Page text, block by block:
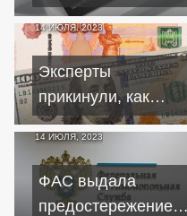
за пополнение карт
МИР через
банкоматы
14 ИЮЛЯ, 2023
Эксперты
прикинули, как
долго будет
держаться доллар
на отметке
90 рублей
14 ИЮЛЯ, 2023
ФАС выдала
предостережение